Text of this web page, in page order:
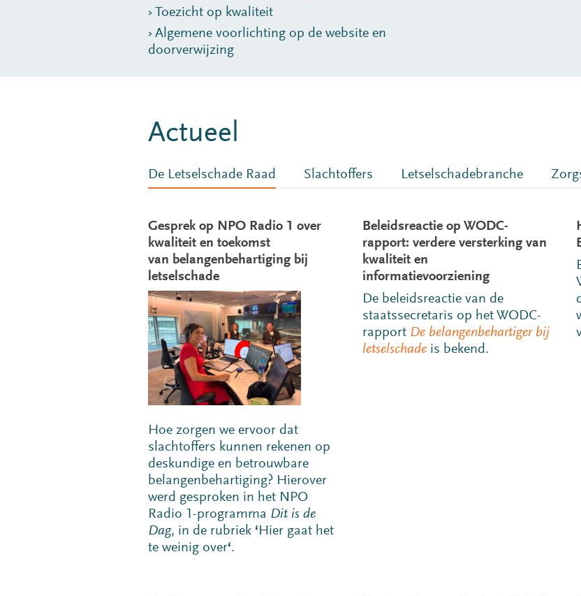
Toezicht op kwaliteit
Algemene voorlichting op de website en
doorverwijzing
Actueel
De Letselschade Raad Slachtoffers Letselschadebranche
Gesprek op NPO Radio 1 over
kwaliteit en toekomst
van belangenbehartiging bij
letselschade
Hoe zorgen we ervoor dat
slachtoffers kunnen rekenen op
deskundige en betrouwbare
belangenbehartiging? Hierover
werd gesproken in het NPO
Radio 1-programma Dit is de
Dag, in de rubriek ‘Hier gaat het
te weinig over‘.
Beleidsreactie op WODC-
rapport: verdere versterking van
kwaliteit en
informatievoorziening
De beleidsreactie van de
staatssecretaris op het WODC-
rapport De belangenbehartiger bij
letselschadeis bekend.